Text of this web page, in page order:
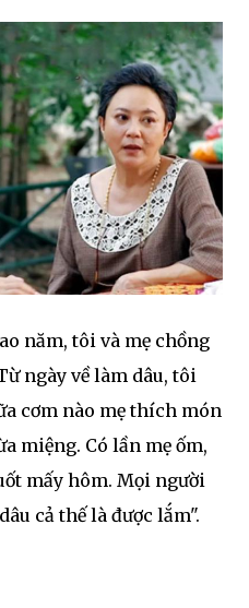
năm, tôi và mẹ chồng
ngày về làm dâu, tôi
cơm nào mẹ thích món
miệng. Có lần mẹ ốm,
mấy hôm. Mọi người
cả thế là được lắm".